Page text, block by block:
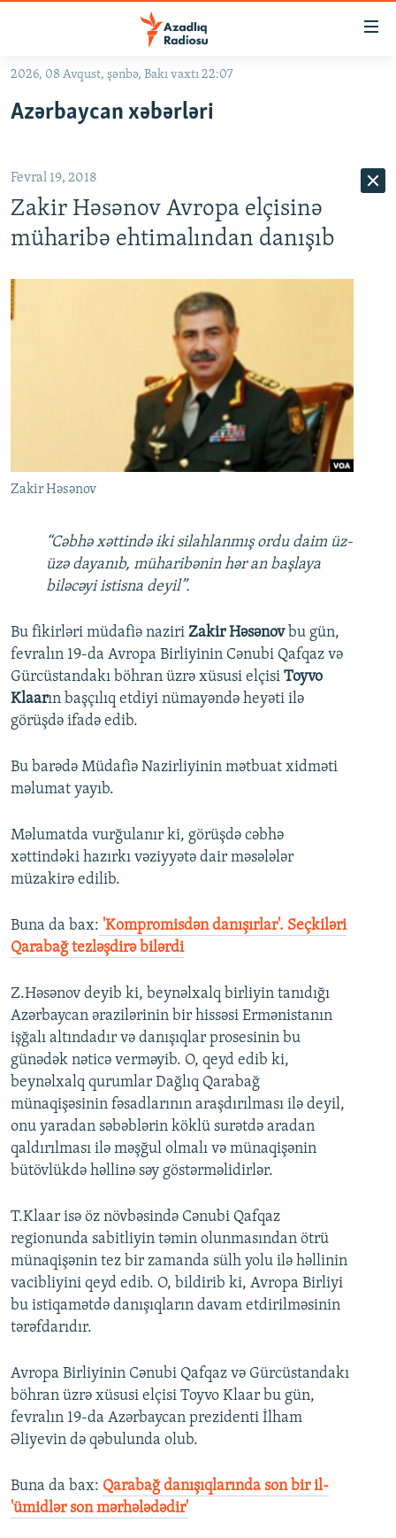
Əsas
qayıt
qayıt
Axtarışa
AZƏRBAYCAN ƏDƏBIYYATI KITABXANASI
İSLAM VƏ DEMOKRATIYA
PEŞƏ ETIKASI VƏ JURNALISTIKA STANDARTLARIMIZ
BIZIMLƏ ƏLAQƏ
XƏBƏR BÜLLETENLƏRIMIZ
2026, 08 Avqust, şənbə, Bakı vaxtı 22:07
Azərbaycan xəbərləri
Fevral 19, 2018
Zakir Həsənov Avropa elçisinə
müharibə ehtimalından danışıb
Zakir Həsənov
“Cəbhə xəttində iki silahlanmış ordu daim üz-
üzə dayanıb, müharibənin hər an başlaya
biləcəyi istisna deyil”.
Bu fikirləri müdafiə naziri Zakir Həsənovbu gün,
fevralın 19-da Avropa Birliyinin Cənubi Qafqaz və
Gürcüstandakı böhran üzrə xüsusi elçisi Toyvo
Klaarın başçılıq etdiyi nümayəndə heyəti ilə
görüşdə ifadə edib.
Bu barədə Müdafiə Nazirliyinin mətbuat xidməti
məlumat yayıb.
Məlumatda vurğulanır ki, görüşdə cəbhə
xəttindəki hazırkı vəziyyətə dair məsələlər
müzakirə edilib.
Buna da bax: 'Kompromisdən danışırlar'. Seçkiləri
Qarabağ tezləşdirə bilərdi
Z.Həsənov deyib ki, beynəlxalq birliyin tanıdığı
Azərbaycan ərazilərinin bir hissəsi Ermənistanın
işğalı altındadır və danışıqlar prosesinin bu
günədək nəticə verməyib. O, qeyd edib ki,
beynəlxalq qurumlar Dağlıq Qarabağ
münaqişəsinin fəsadlarının araşdırılması ilə deyil,
onu yaradan səbəblərin köklü surətdə aradan
qaldırılması ilə məşğul olmalı və münaqişənin
bütövlükdə həllinə səy göstərməlidirlər.
T.Klaar isə öz növbəsində Cənubi Qafqaz
regionunda sabitliyin təmin olunmasından ötrü
münaqişənin tez bir zamanda sülh yolu ilə həllinin
vacibliyini qeyd edib. O, bildirib ki, Avropa Birliyi
bu istiqamətdə danışıqların davam etdirilməsinin
tərəfdarıdır.
Avropa Birliyinin Cənubi Qafqaz və Gürcüstandakı
böhran üzrə xüsusi elçisi Toyvo Klaar bu gün,
fevralın 19-da Azərbaycan prezidenti İlham
Əliyevin də qəbulunda olub.
Buna da bax: Qarabağ danışıqlarında son bir il-
'ümidlər son mərhələdədir'